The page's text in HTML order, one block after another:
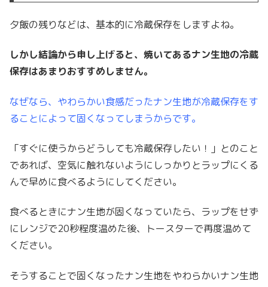
夕飯の残りなどは、基本的に冷蔵保存をしますよね。
しかし結論から申し上げると、焼いてあるナン生地の冷蔵
保存はあまりおすすめしません。
なぜなら、やわらかい食感だったナン生地が冷蔵保存をす
ることによって固くなってしまうからです。
「すぐに使うからどうしても冷蔵保存したい！」とのこと
であれば、空気に触れないようにしっかりとラップにくる
んで早めに食べるようにしてください。
食べるときにナン生地が固くなっていたら、ラップをせず
にレンジで20秒程度温めた後、トースターで再度温めて
ください。
そうすることで固くなったナン生地をやわらかいナン生地